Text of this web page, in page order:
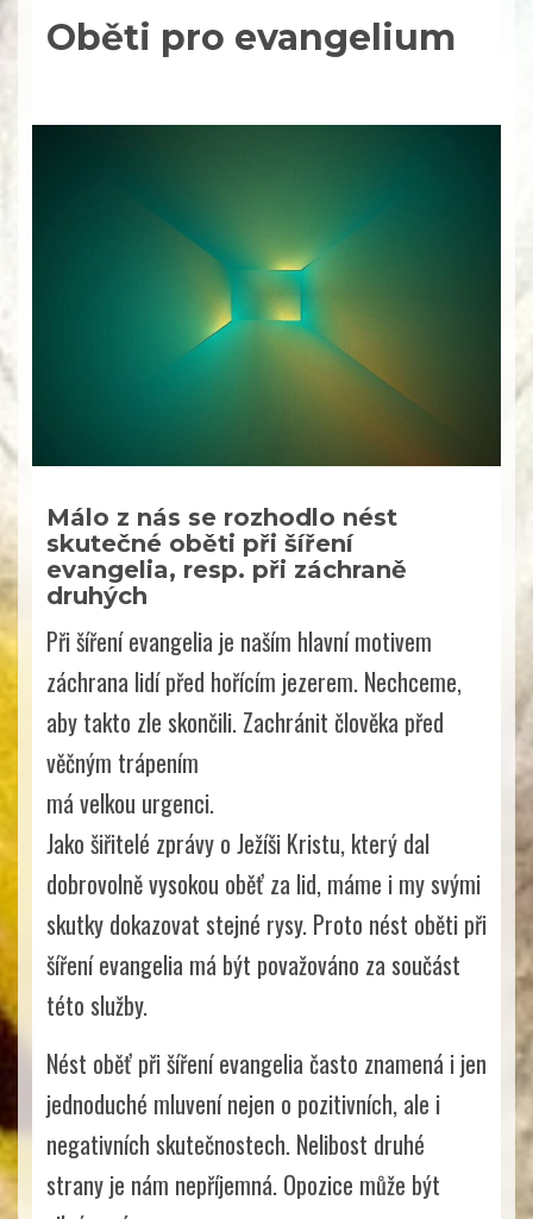
Oběti pro evangelium
Málo z nás se rozhodlo nést
skutečné oběti při šíření
evangelia, resp. při záchraně
druhých
Při šíření evangelia je naším hlavní motivem
záchrana lidí před hořícím jezerem. Nechceme,
aby takto zle skončili. Zachránit člověka před
věčným trápením
má velkou urgenci.
Jako šiřitelé zprávy o Ježíši Kristu, který dal
dobrovolně vysokou oběť za lid, máme i my svými
skutky dokazovat stejné rysy. Proto nést oběti při
šíření evangelia má být považováno za součást
této služby.
Nést oběť při šíření evangelia často znamená i jen
jednoduché mluvení nejen o pozitivních, ale i
negativních skutečnostech. Nelibost druhé
strany je nám nepříjemná. Opozice může být